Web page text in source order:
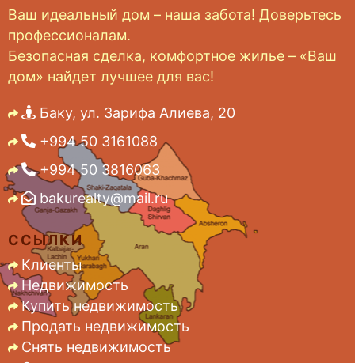
Ваш идеальный дом – наша забота! Доверьтесь
профессионалам.
Безопасная сделка, комфортное жилье – «Ваш
дом» найдет лучшее для вас!
Баку, ул. Зарифа Алиева, 20
+994 50 3161088
+994 50 3816063
bakurealty@mail.ru
ССЫЛКИ
Клиенты
Недвижимость
Купить недвижимость
Продать недвижимость
Снять недвижимость